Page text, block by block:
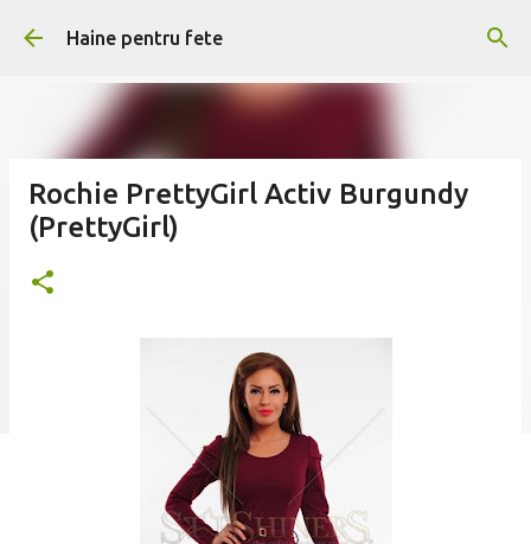
Treceți la conținutul principal
Haine pentru fete
Rochie PrettyGirl Activ Burgundy
(PrettyGirl)